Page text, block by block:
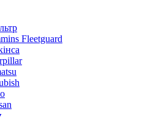
Fleetguard